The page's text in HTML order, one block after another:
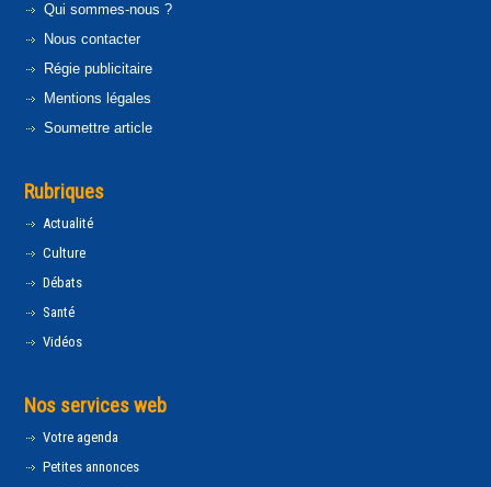
Qui sommes-nous ?
Nous contacter
Régie publicitaire
Mentions légales
Soumettre article
Rubriques
Actualité
Culture
Débats
Santé
Vidéos
Nos services web
Votre agenda
Petites annonces